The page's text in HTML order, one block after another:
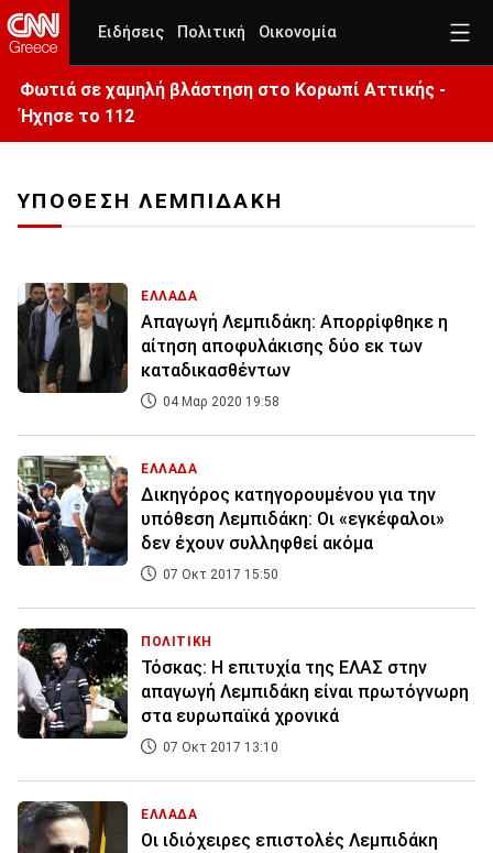
Ειδήσεις Πολιτική Οικονομία
Φωτιά σε χαμηλή βλάστηση στο Κορωπί Αττικής -
Ήχησε το 112
ΥΠΟΘΕΣΗ ΛΕΜΠΙΔΑΚΗ
ΕΛΛΑΔΑ
Απαγωγή Λεμπιδάκη: Απορρίφθηκε η
αίτηση αποφυλάκισης δύο εκ των
καταδικασθέντων
04 Μαρ 2020 19:58
ΕΛΛΑΔΑ
Δικηγόρος κατηγορουμένου για την
υπόθεση Λεμπιδάκη: Οι «εγκέφαλοι»
δεν έχουν συλληφθεί ακόμα
07 Οκτ 2017 15:50
ΠΟΛΙΤΙΚΗ
Τόσκας: Η επιτυχία της ΕΛΑΣ στην
απαγωγή Λεμπιδάκη είναι πρωτόγνωρη
στα ευρωπαϊκά χρονικά
07 Οκτ 2017 13:10
ΕΛΛΑΔΑ
Οι ιδιόχειρες επιστολές Λεμπιδάκη